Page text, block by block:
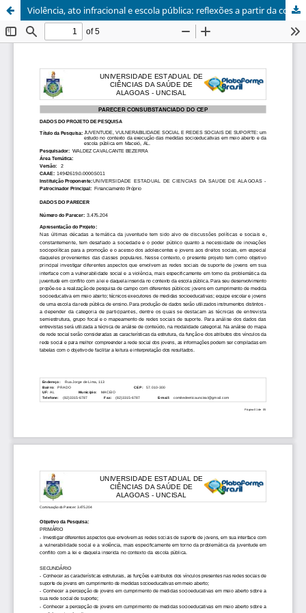
Violência, ato infracional e escola pública: reflexões a partir da compreensão de professores e gestores do ensino médio/ Violence, infractions and the public school: reflecting upon understanding teachers and high school management